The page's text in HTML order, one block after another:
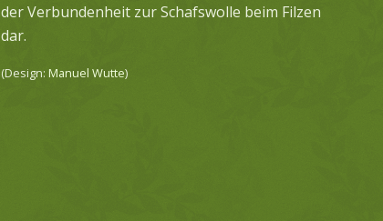
der Verbundenheit zur Schafswolle beim Filzen
dar.
(Design: Manuel Wutte)